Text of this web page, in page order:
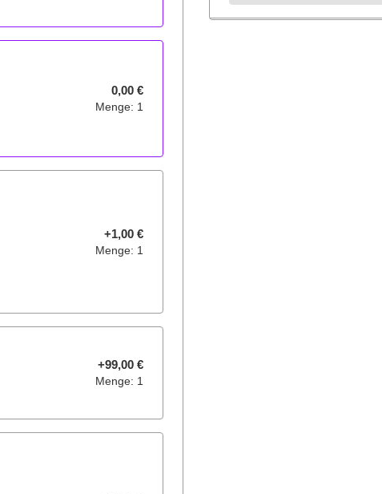
0,00 €
Menge: 1
+1,00 €
Menge: 1
+99,00 €
Menge: 1